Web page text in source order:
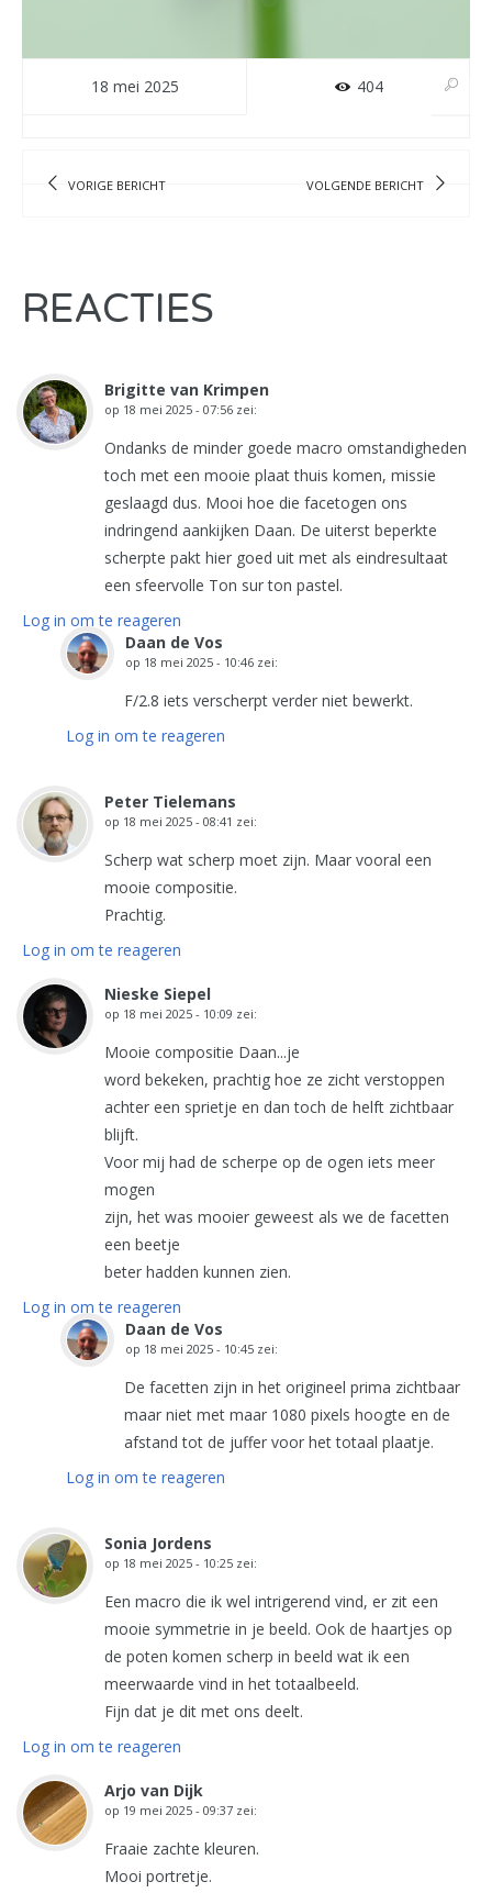
18 mei 2025 404
VORIGE BERICHT VOLGENDE BERICHT
REACTIES
Brigitte van Krimpen
op 18 mei 2025 - 07:56 zei:
Ondanks de minder goede macro omstandigheden
toch met een mooie plaat thuis komen, missie
geslaagd dus. Mooi hoe die facetogen ons
indringend aankijken Daan. De uiterst beperkte
scherpte pakt hier goed uit met als eindresultaat
een sfeervolle Ton sur ton pastel.
Log in om te reageren
Daan de Vos
op 18 mei 2025 - 10:46 zei:
F/2.8 iets verscherpt verder niet bewerkt.
Log in om te reageren
Peter Tielemans
op 18 mei 2025 - 08:41 zei:
Scherp wat scherp moet zijn. Maar vooral een
mooie compositie.
Prachtig.
Log in om te reageren
Nieske Siepel
op 18 mei 2025 - 10:09 zei:
Mooie compositie Daan...je
word bekeken, prachtig hoe ze zicht verstoppen
achter een sprietje en dan toch de helft zichtbaar
blijft.
Voor mij had de scherpe op de ogen iets meer
mogen
zijn, het was mooier geweest als we de facetten
een beetje
beter hadden kunnen zien.
Log in om te reageren
Daan de Vos
op 18 mei 2025 - 10:45 zei:
De facetten zijn in het origineel prima zichtbaar
maar niet met maar 1080 pixels hoogte en de
afstand tot de juffer voor het totaal plaatje.
Log in om te reageren
Sonia Jordens
op 18 mei 2025 - 10:25 zei:
Een macro die ik wel intrigerend vind, er zit een
mooie symmetrie in je beeld. Ook de haartjes op
de poten komen scherp in beeld wat ik een
meerwaarde vind in het totaalbeeld.
Fijn dat je dit met ons deelt.
Log in om te reageren
Arjo van Dijk
op 19 mei 2025 - 09:37 zei:
Fraaie zachte kleuren.
Mooi portretje.